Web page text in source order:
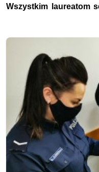
Wszystkim laureatom